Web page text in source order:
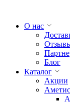
О нас
Блог
Каталог
Акции